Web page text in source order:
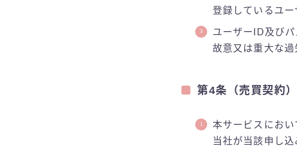
登録しているユー
ユーザーID及び
故意又は重大な
第4条（売買契約）
本サービスにお
当社が当該申し